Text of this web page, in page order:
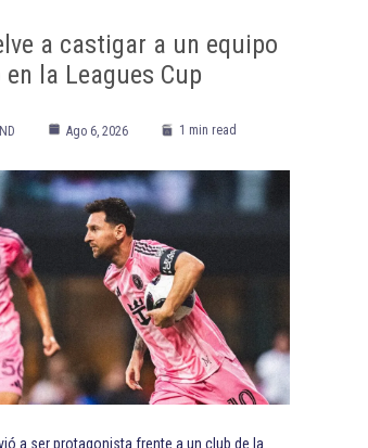
a castigar a un equipo
la Leagues Cup
Ago 6, 2026 1 min read
a ser protagonista frente a un club de la